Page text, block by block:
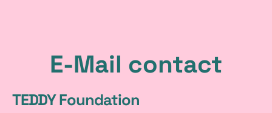
E-Mail contact
TEDDY Foundation